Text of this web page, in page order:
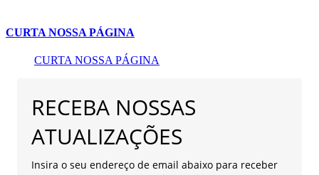
CURTA NOSSA PÁGINA
CURTA NOSSA PÁGINA
RECEBA NOSSAS
ATUALIZAÇÕES
Insira o seu endereço de email abaixo para receber